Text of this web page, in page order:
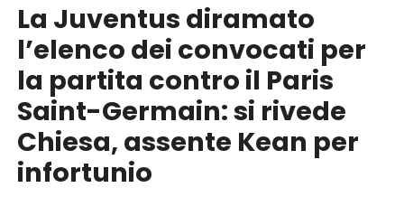
La Juventus diramato
l’elenco dei convocati per
la partita contro il Paris
Saint-Germain: si rivede
Chiesa, assente Kean per
infortunio